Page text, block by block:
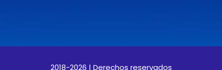
2018-2026 | Derechos reservados